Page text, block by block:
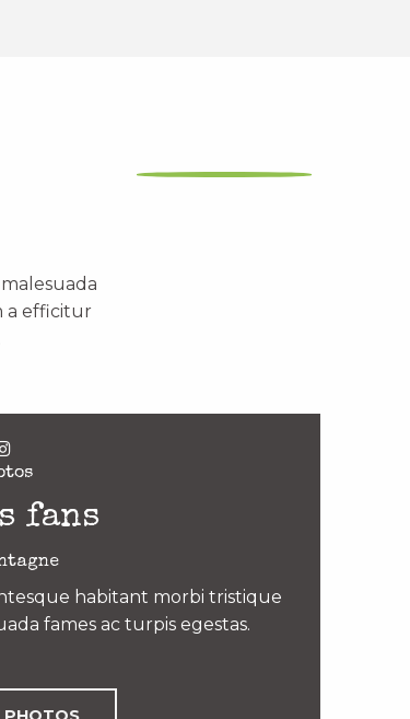
a efficitur
fans
habitant morbi tristique
fames ac turpis egestas.